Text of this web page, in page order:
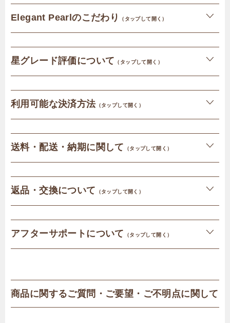
Elegant Pearlのこだわり （タップして開く）
星グレード評価について （タップして開く）
利用可能な決済方法（タップして開く）
送料・配送・納期に関して （タップして開く）
返品・交換について （タップして開く）
アフターサポートについて （タップして開く）
商品に関するご質問・ご要望・ご不明点に関して